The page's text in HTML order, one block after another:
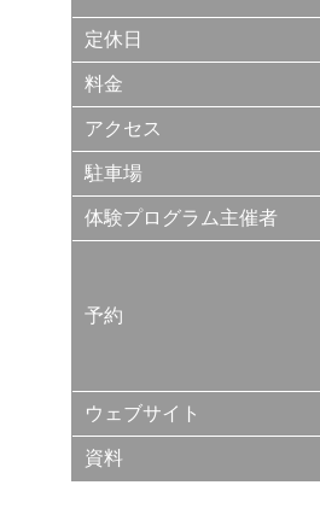
定休日
料金
アクセス
駐車場
体験プログラム主催者
予約
ウェブサイト
資料